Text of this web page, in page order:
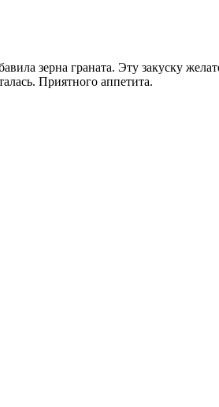
зерна граната. Эту закуску
Приятного аппетита.